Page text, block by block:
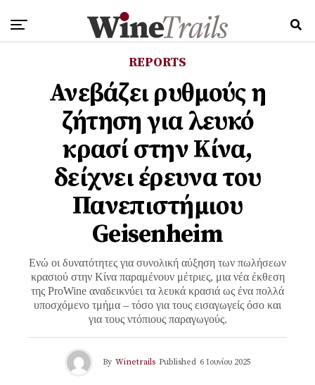
REPORTS
Ανεβάζει ρυθμούς η
ζήτηση για λευκό
κρασί στην Κίνα,
δείχνει έρευνα του
Πανεπιστήμιου
Geisenheim
Ενώ οι δυνατότητες για συνολική αύξηση των πωλήσεων
κρασιού στην Κίνα παραμένουν μέτριες, μια νέα έκθεση
της ProWine αναδεικνύει τα λευκά κρασιά ως ένα πολλά
υποσχόμενο τμήμα – τόσο για τους εισαγωγείς όσο και
για τους ντόπιους παραγωγούς.
By Winetrails Published 6 Ιουνίου 2025